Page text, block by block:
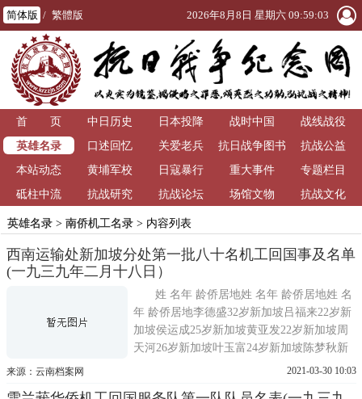
简体版 / 繁體版 2026年8月8日 星期六 09:59:03
首 页 中日历史 日本投降 战时中国
战线战役
英雄名录
口述回忆 关爱老兵
抗日战争图书
馆
抗战公益
本站动态
黄埔军校 日寇暴行 重大事件
专题栏目
砥柱中流
抗战研究 抗战论坛 场馆文物 抗战文化
英雄名录> 南侨机工名录> 内容列表
西南运输处新加坡分处第一批八十名机工回国事及名单
(一九三九年二月十八日）
姓 名年 龄侨居地姓 名年 龄侨居地姓 名
年 龄侨居地李德盛32岁新加坡吕福来22岁新
加坡侯运成25岁新加坡黄亚发22岁新加坡周
天河26岁新加坡叶玉富24岁新加坡陈梦秋新
加坡庄盛新加坡刘怡淡29岁新加坡叶基福新
来源：云南档案网 2021-03-30 10:03